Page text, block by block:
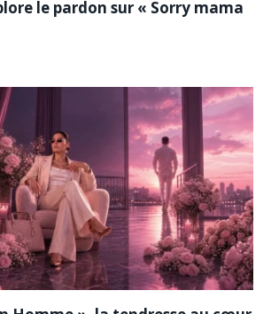
le pardon sur « Sorry mama